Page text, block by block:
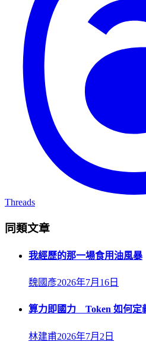
Threads
同類文章
我經歷的那一場食用油風暴
魏國彥2026年7月16日
算力即國力 Token 如何定
林建甫2026年7月2日